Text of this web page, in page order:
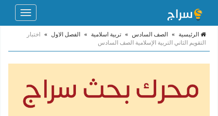
Toggle
الرئيسية » الصف السادس » تربية اسلامية » الفصل الاول »
اختبار
التقويم الثاني التربية الإسلامية الصف السادس